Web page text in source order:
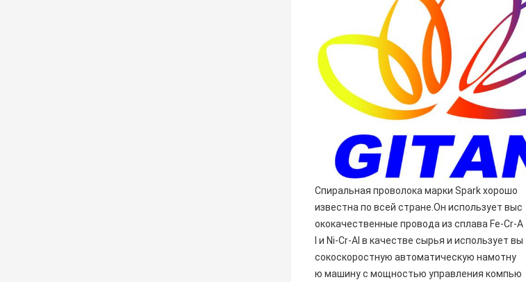
Спиральная проволока марки Spark хорошо
известна по всей стране.Он использует выс
ококачественные провода из сплава Fe-Cr-A
l и Ni-Cr-Al в качестве сырья и использует вы
сокоскоростную автоматическую намотну
ю машину с мощностью управления компью